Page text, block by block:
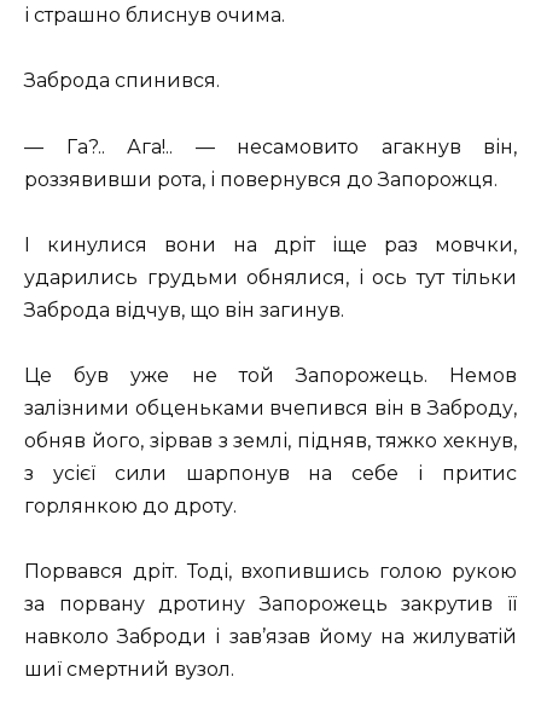
і страшно блиснув очима.
Заброда спинився.
— Га?.. Ага!.. — несамовито агакнув він,
роззявивши рота, і повернувся до Запорожця.
I кинулися вони на дріт іще раз мовчки,
ударились грудьми обнялися, і ось тут тільки
Заброда відчув, що він загинув.
Це був уже не той Запорожець. Немов
залізними обценьками вчепився він в Заброду,
обняв його, зірвав з землі, підняв, тяжко хекнув,
з усієї сили шарпонув на себе і притис
горлянкою до дроту.
Порвався дріт. Тоді, вхопившись голою рукою
за порвану дротину Запорожець закрутив її
навколо Заброди і зав’язав йому на жилуватій
шиї смертний вузол.